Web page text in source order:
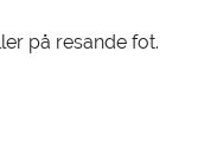
på resande fot.